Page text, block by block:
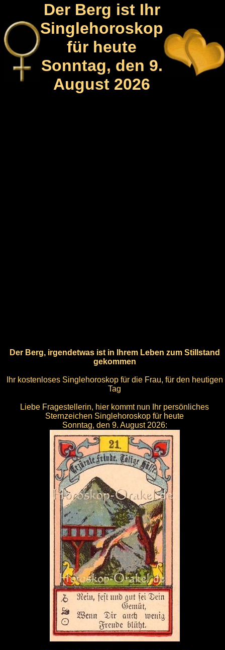
Der Berg ist Ihr
Singlehoroskop
für heute
Sonntag, den 9.
August 2026
Der Berg, irgendetwas ist in Ihrem Leben zum Stillstand
gekommen
Ihr kostenloses Singlehoroskop für die Frau, für den heutigen
Tag
Liebe Fragestellerin, hier kommt nun Ihr persönliches
Sternzeichen Singlehoroskop für heute
Sonntag, den 9. August 2026: